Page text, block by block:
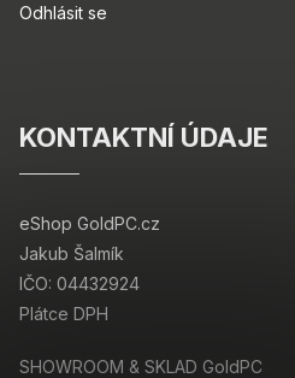
Odhlásit se
KONTAKTNÍ ÚDAJE
eShop GoldPC.cz
Jakub Šalmík
IČO: 04432924
Plátce DPH
SHOWROOM & SKLAD GoldPC